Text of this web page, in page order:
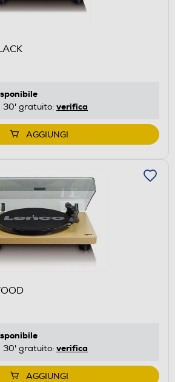
30' gratuito: verifica
AGGIUNGI
30' gratuito: verifica
AGGIUNGI